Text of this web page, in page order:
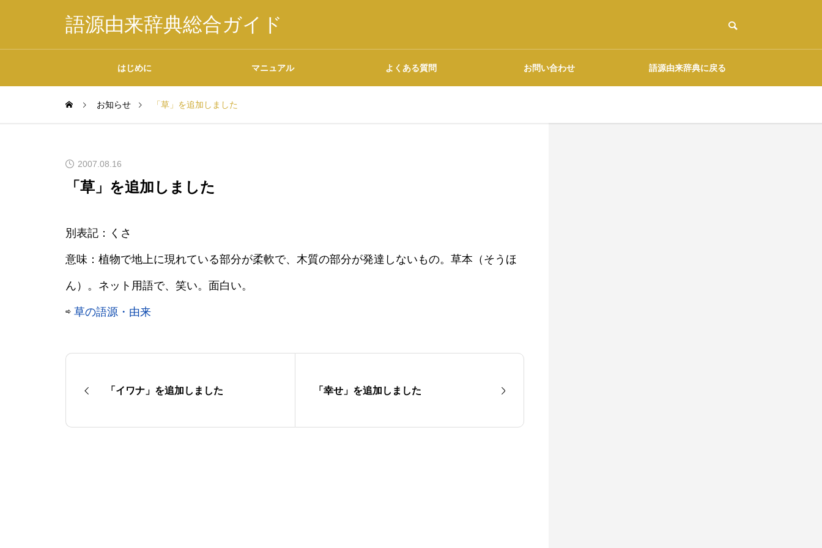
語源由来辞典総合ガイド
はじめに マニュアル よくある質問 お問い合わせ 語源由来辞典に戻る
お知らせ 「草」を追加しました
2007.08.16
「草」を追加しました
別表記：くさ
意味：植物で地上に現れている部分が柔軟で、木質の部分が発達しないもの。草本（そうほ
ん）。ネット用語で、笑い。面白い。
⇨ 草の語源・由来
「イワナ」を追加しました 「幸せ」を追加しました